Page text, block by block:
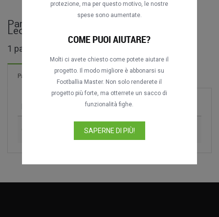
Partite complete di Copa de Oro Nicolás
Leoz
1 partite trovate
Partite Nuovo!
CR Flamengo vs. São Paulo FC
protezione, ma per questo motivo, le nostre
spese sono aumentate.
COME PUOI AIUTARE?
Molti ci avete chiesto come potete aiutare il
progetto. Il modo migliore è abbonarsi su
Footballia Master. Non solo renderete il
progetto più forte, ma otterrete un sacco di
funzionalità fighe.
SAPERNE DI PIÙ!